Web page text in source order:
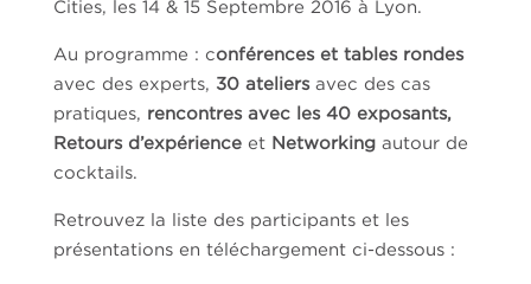
Cities, les 14 & 15 Septembre 2016 à Lyon.
Au programme : conférences et tables rondes
avec des experts, 30 ateliers avec des cas
pratiques, rencontres avec les 40 exposants,
Retours d’expérienceet Networkingautour de
cocktails.
Retrouvez la liste des participants et les
présentations en téléchargement ci-dessous :